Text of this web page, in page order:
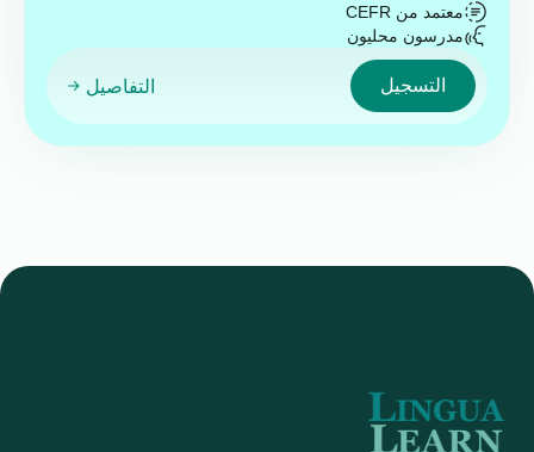
معتمد من CEFR
مدرسون محليون
التسجيل التفاصيل